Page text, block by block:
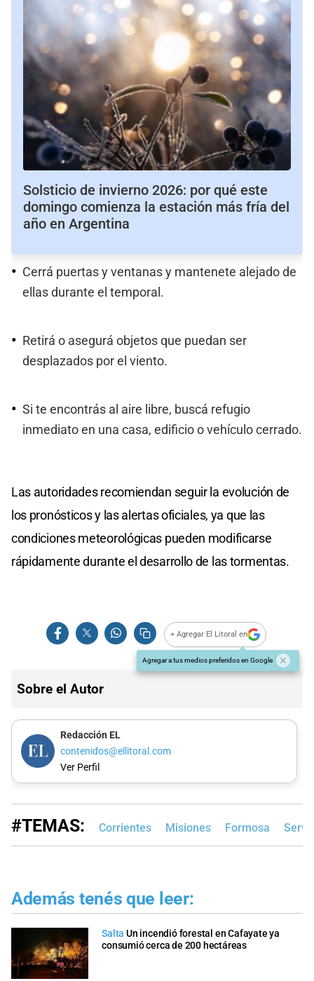
Solsticio de invierno 2026: por qué este
domingo comienza la estación más fría del
año en Argentina
Cerrá puertas y ventanas y mantenete alejado de
ellas durante el temporal.
Retirá o asegurá objetos que puedan ser
desplazados por el viento.
Si te encontrás al aire libre, buscá refugio
inmediato en una casa, edificio o vehículo cerrado.
Las autoridades recomiendan seguir la evolución de
los pronósticos y las alertas oficiales, ya que las
condiciones meteorológicas pueden modificarse
rápidamente durante el desarrollo de las tormentas.
+ Agregar El Litoral en
Agregar a tus medios preferidos en Google
Sobre el Autor
Redacción EL
contenidos@ellitoral.com
Ver Perfil
#TEMAS: Corrientes Misiones Formosa
Además tenés que leer:
Salta Un incendió forestal en Cafayate ya
consumió cerca de 200 hectáreas